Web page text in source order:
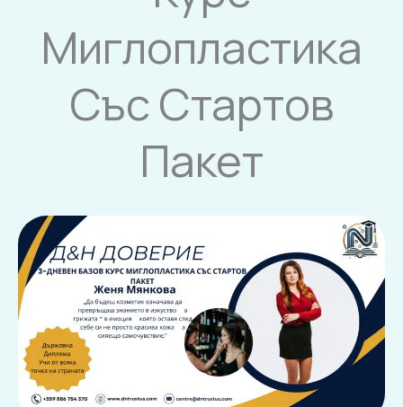
Миглопластика
Със Стартов
Пакет